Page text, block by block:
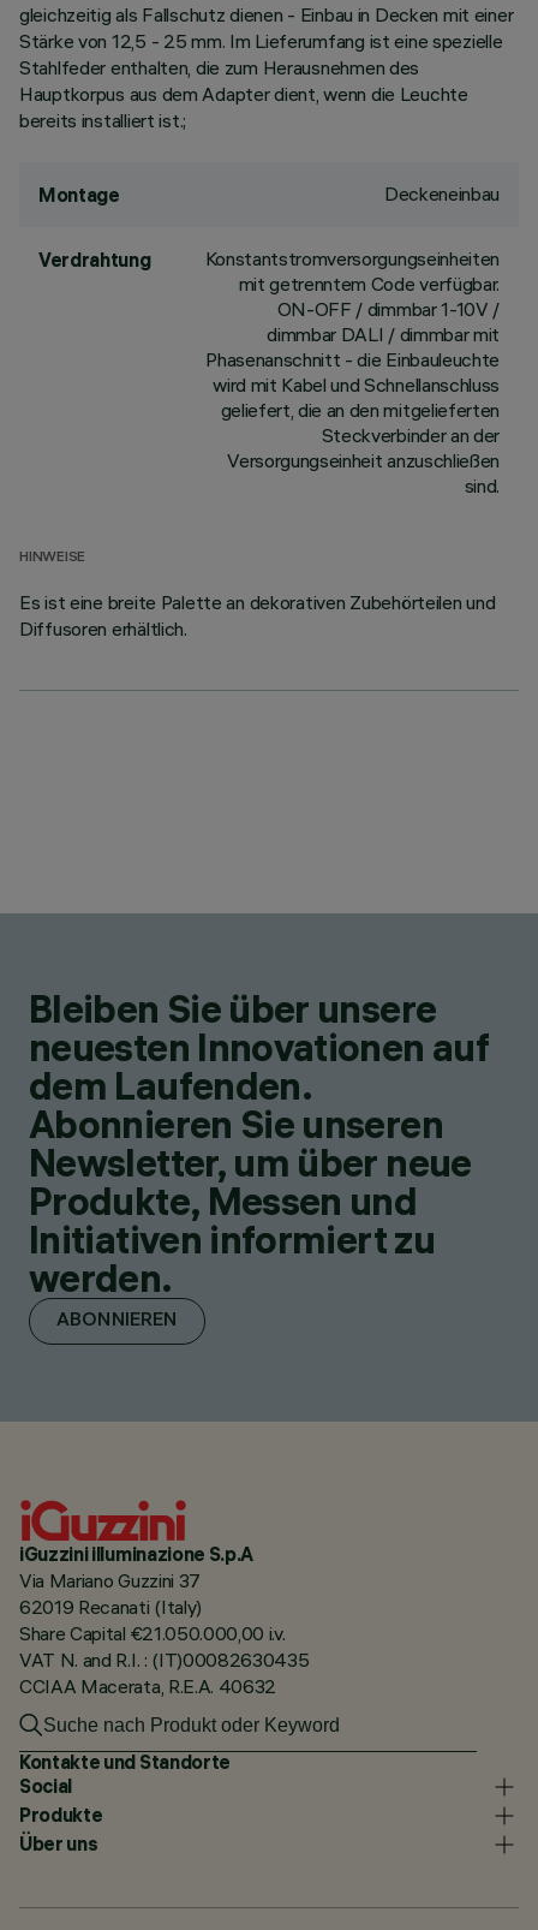
gleichzeitig als Fallschutz dienen - Einbau in Decken mit einer
Stärke von 12,5 - 25 mm. Im Lieferumfang ist eine spezielle
Stahlfeder enthalten, die zum Herausnehmen des
Hauptkorpus aus dem Adapter dient, wenn die Leuchte
bereits installiert ist.;
Montage Deckeneinbau
Verdrahtung
Konstantstromversorgungseinheiten
mit getrenntem Code verfügbar.
ON-OFF / dimmbar 1-10V /
dimmbar DALI / dimmbar mit
Phasenanschnitt - die Einbauleuchte
wird mit Kabel und Schnellanschluss
geliefert, die an den mitgelieferten
Steckverbinder an der
Versorgungseinheit anzuschließen
sind.
HINWEISE
Es ist eine breite Palette an dekorativen Zubehörteilen und
Diffusoren erhältlich.
Bleiben Sie über unsere
neuesten Innovationen auf
dem Laufenden.
Abonnieren Sie unseren
Newsletter, um über neue
Produkte, Messen und
Initiativen informiert zu
werden.
ABONNIEREN
iGuzzini illuminazione S.p.A
Via Mariano Guzzini 37
62019 Recanati (Italy)
Share Capital €21.050.000,00 i.v.
VAT N. and R.I. : (IT)00082630435
CCIAA Macerata, R.E.A. 40632
Kontakte und Standorte
Social
Produkte
Über uns